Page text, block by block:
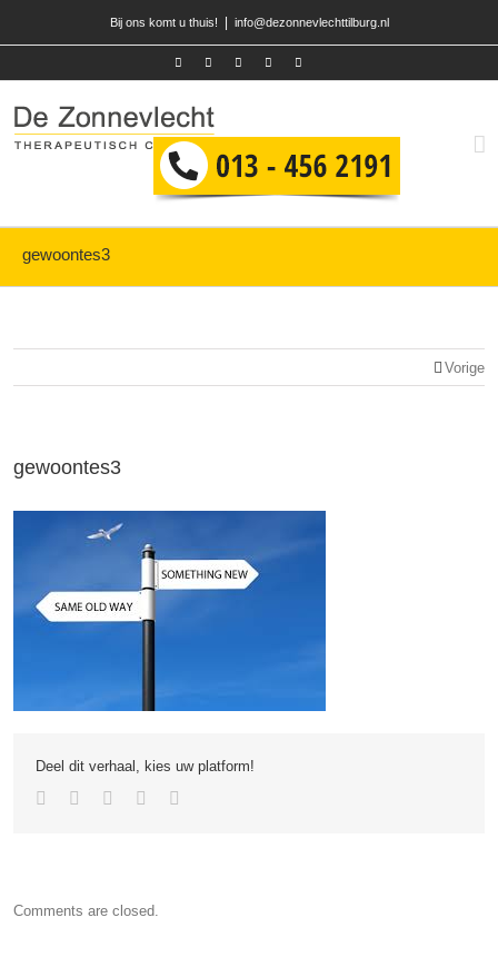
Bij ons komt u thuis! info@dezonnevlechttilburg.nl
gewoontes3
Vorige
gewoontes3
Deel dit verhaal, kies uw platform!
Comments are closed.